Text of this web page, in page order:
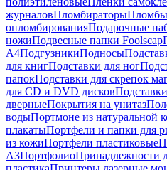
журналовПломбираторы
опломбированияПодарочные
ножиПодвесные папки Foolscap
А4ПодгузникиПодносы
для книгПодставки для ног
папокПодставки для скрепок
для CD и DVD дисков
дверныеПокрытия на унитаз
водыПортмоне из натуральной
плакатыПортфели и папки для
из кожиПортфели пластиковые
А3ПортфолиоПринадлежности